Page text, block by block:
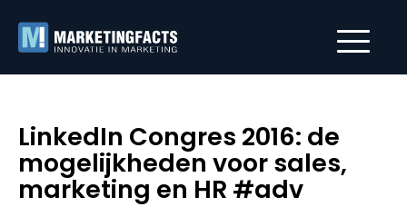
LinkedIn Congres 2016: de
mogelijkheden voor sales,
marketing en HR #adv